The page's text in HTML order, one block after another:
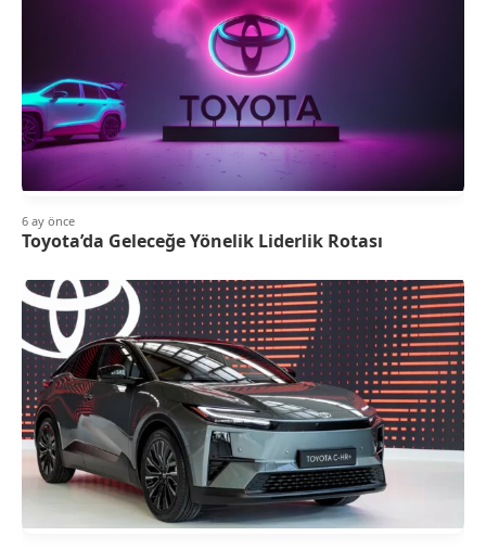
6 ay önce
Toyota’da Geleceğe Yönelik Liderlik Rotası